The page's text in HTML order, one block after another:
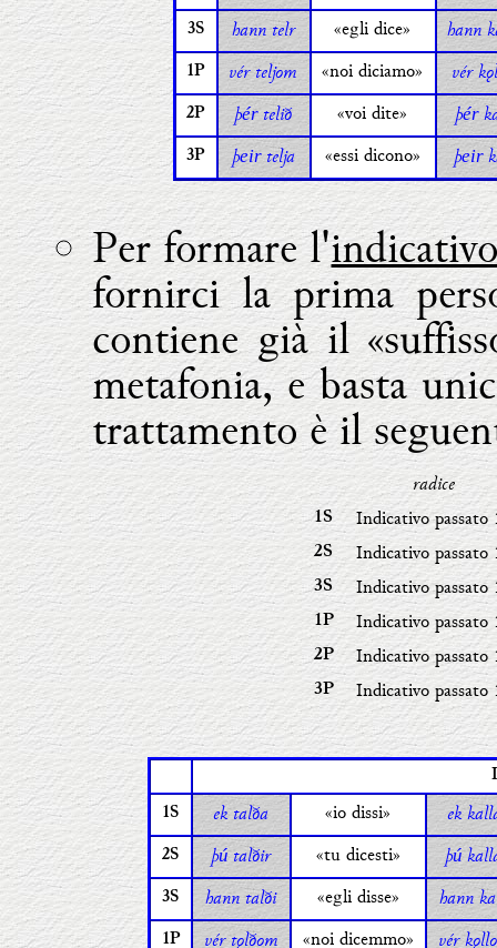
3S hann telr «egli dice» hann
1P vér teljom «noi diciamo» vér
2P þértelið «voi dite» þér
3P þeir telja «essi dicono» þeir
Per formare l'
fornirci la prima
contiene già il
metafonia, e basta
trattamento è il
radice
1S Indicativo passato
2S Indicativo passato
3S Indicativo passato
1P Indicativo passato
2P Indicativo passato
3P Indicativo passato
1S ek talða «io dissi» ek
2S þútalðir «tu dicesti» þú
3S hann talði «egli disse» hann
1P vér tǫlðom «noi dicemmo» vér